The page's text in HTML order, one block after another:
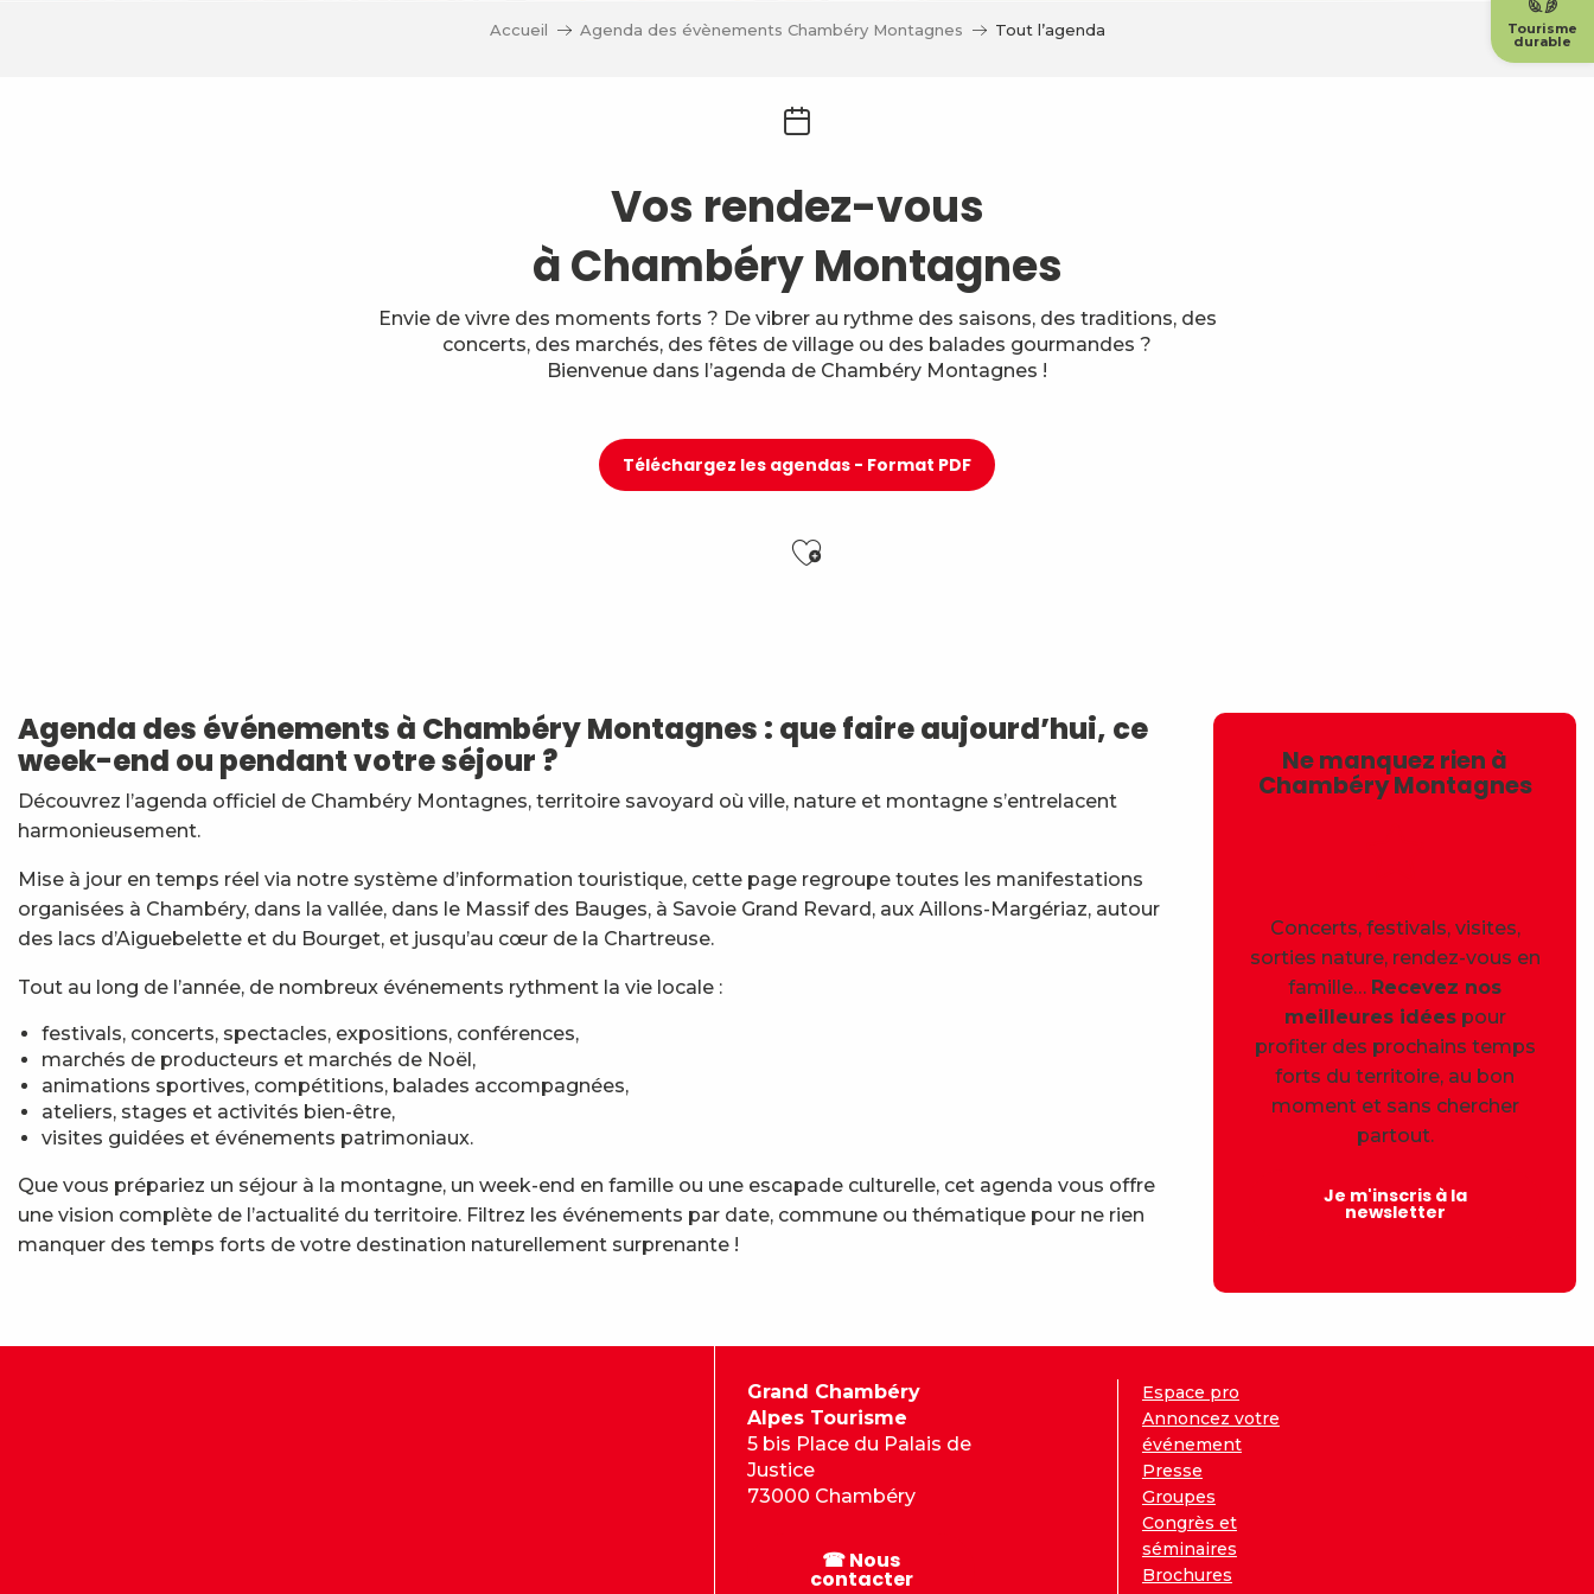
Tourisme
durable
Accueil Agenda des évènements Chambéry Montagnes Tout l’agenda
Vos rendez-vous
à Chambéry Montagnes
Envie de vivre des moments forts ? De vibrer au rythme des saisons, des traditions, des
concerts, des marchés, des fêtes de village ou des balades gourmandes ?
Bienvenue dans l’agenda de Chambéry Montagnes !
Téléchargez les agendas - Format PDF
Ajouter aux favoris
Vendredis en Musique : Sycamore Sisters
Atelier Baumes et plantes sauvages
Les Noces de Figaro
7ème Symposium de sculpture et rencontre d'artistes
Initiation à la marqueterie de paille - Niveau 1 débutant
Esc'apéro aux Fruits de la Treille
Exposition : Messages/Images, graphisme d'intérêt général
Exposition de peinture Martine Sainte Mareville
Festi'Fecl
Agenda des événements à Chambéry Montagnes : que faire aujourd’hui, ce
week-end ou pendant votre séjour ?
Découvrez l’agenda officiel de Chambéry Montagnes, territoire savoyard où ville, nature et montagne s’entrelacent
harmonieusement.
Mise à jour en temps réel via notre système d’information touristique, cette page regroupe toutes les manifestations
organisées à Chambéry, dans la vallée, dans le Massif des Bauges, à Savoie Grand Revard, aux Aillons-Margériaz, autour
des lacs d’Aiguebelette et du Bourget, et jusqu’au cœur de la Chartreuse.
Tout au long de l’année, de nombreux événements rythment la vie locale :
festivals, concerts, spectacles, expositions, conférences,
marchés de producteurs et marchés de Noël,
animations sportives, compétitions, balades accompagnées,
ateliers, stages et activités bien-être,
visites guidées et événements patrimoniaux.
Que vous prépariez un séjour à la montagne, un week-end en famille ou une escapade culturelle, cet agenda vous offre
une vision complète de l’actualité du territoire. Filtrez les événements par date, commune ou thématique pour ne rien
manquer des temps forts de votre destination naturellement surprenante !
Ne manquez rien à
Chambéry Montagnes
Concerts, festivals, visites,
sorties nature, rendez-vous en
famille… Recevez nos
meilleures idéespour
profiter des prochains temps
forts du territoire, au bon
moment et sans chercher
partout.
Je m'inscris à la
newsletter
Grand Chambéry
Alpes Tourisme
5 bis Place du Palais de
Justice
73000 Chambéry
☎ Nous
contacter
Espace pro
Annoncez votre
événement
Presse
Groupes
Congrès et
séminaires
Brochures